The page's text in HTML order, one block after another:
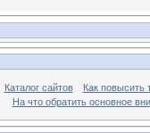
Каталог сайтов
Как повысить
На что обратить основное